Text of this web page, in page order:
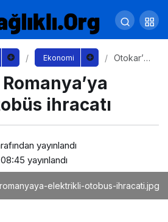
Ekonomi
Otokar’d
ihracatı
yayınlandı
08:45 yayınlandı
elektrikli-otobus-ihracati.jpg
Döngüsel Bir Alternatif